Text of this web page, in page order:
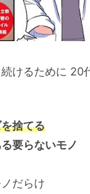
続けるために
捨てる
要らないモノ
だらけ